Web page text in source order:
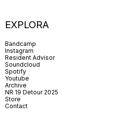
EXPLORA
Bandcamp
Instagram
Resident Advisor
Soundcloud
Spotify
Youtube
Archive
NR 19 Detour 2025
Store
Contact